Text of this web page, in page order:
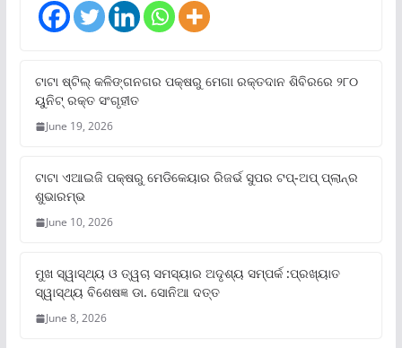
ଟାଟା ଷ୍ଟିଲ୍‌ କଳିଙ୍ଗନଗର ପକ୍ଷରୁ ମେଗା ରକ୍ତଦାନ ଶିବିରରେ ୨୮୦
ୟୁନିଟ୍‌ ରକ୍ତ ସଂଗୃହୀତ
June 19, 2026
ଟାଟା ଏଆଇଜି ପକ୍ଷରୁ ମେଡିକେୟାର ରିଜର୍ଭ ସୁପର ଟପ୍‌-ଅପ୍ ପ୍ଲାନ୍‌ର
ଶୁଭାରମ୍ଭ
June 10, 2026
ମୁଖ ସ୍ୱାସ୍ଥ୍ୟ ଓ ତ୍ୱଚା ସମସ୍ୟାର ଅଦୃଶ୍ୟ ସମ୍ପର୍କ :ପ୍ରଖ୍ୟାତ
ସ୍ୱାସ୍ଥ୍ୟ ବିଶେଷଜ୍ଞ ଡା. ସୋନିଆ ଦତ୍ତ
June 8, 2026